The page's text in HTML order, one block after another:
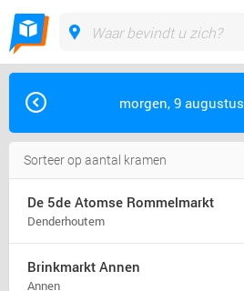
morgen, 9 augustus
De 5de Atomse Rommelmarkt
Denderhoutem
Brinkmarkt Annen
Annen